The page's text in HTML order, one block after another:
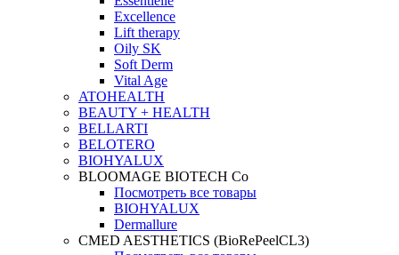
Excellence
Lift therapy
Oily SK
Soft Derm
Vital Age
ATOHEALTH
BEAUTY + HEALTH
BELLARTI
BELOTERO
BIOHYALUX
BLOOMAGE BIOTECH Co
Посмотреть все товары
BIOHYALUX
Dermallure
CMED AESTHETICS (BioRePeelCL3)